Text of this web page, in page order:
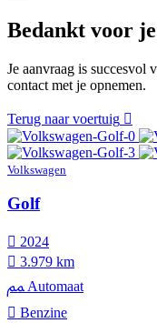
Bedankt voor
Je aanvraag is succesvol
contact met je opnemen.
Terug naar voertuig
Volkswagen
Golf
2024
3.979 km
Automaat
Benzine